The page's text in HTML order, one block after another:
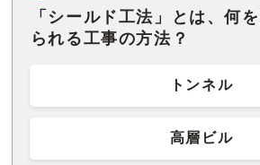
「シールド工法」とは、何
られる工事の方法？
トンネル
高層ビル